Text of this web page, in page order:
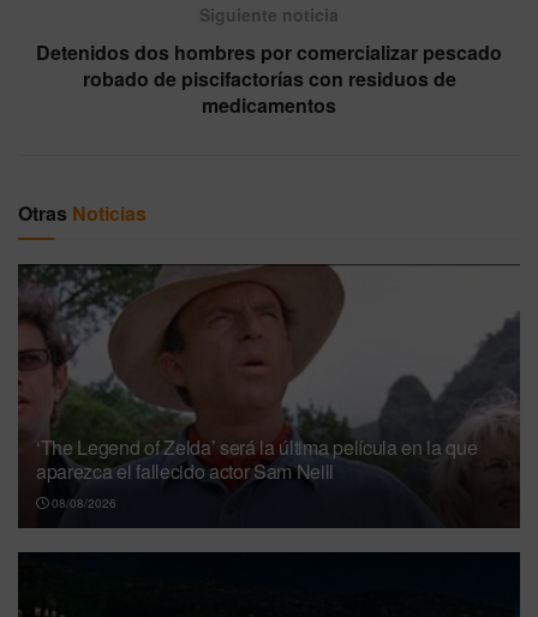
Siguiente noticia
Detenidos dos hombres por comercializar pescado
robado de piscifactorías con residuos de
medicamentos
Otras Noticias
‘The Legend of Zelda’ será la última película en la que
aparezca el fallecido actor Sam Neill
08/08/2026